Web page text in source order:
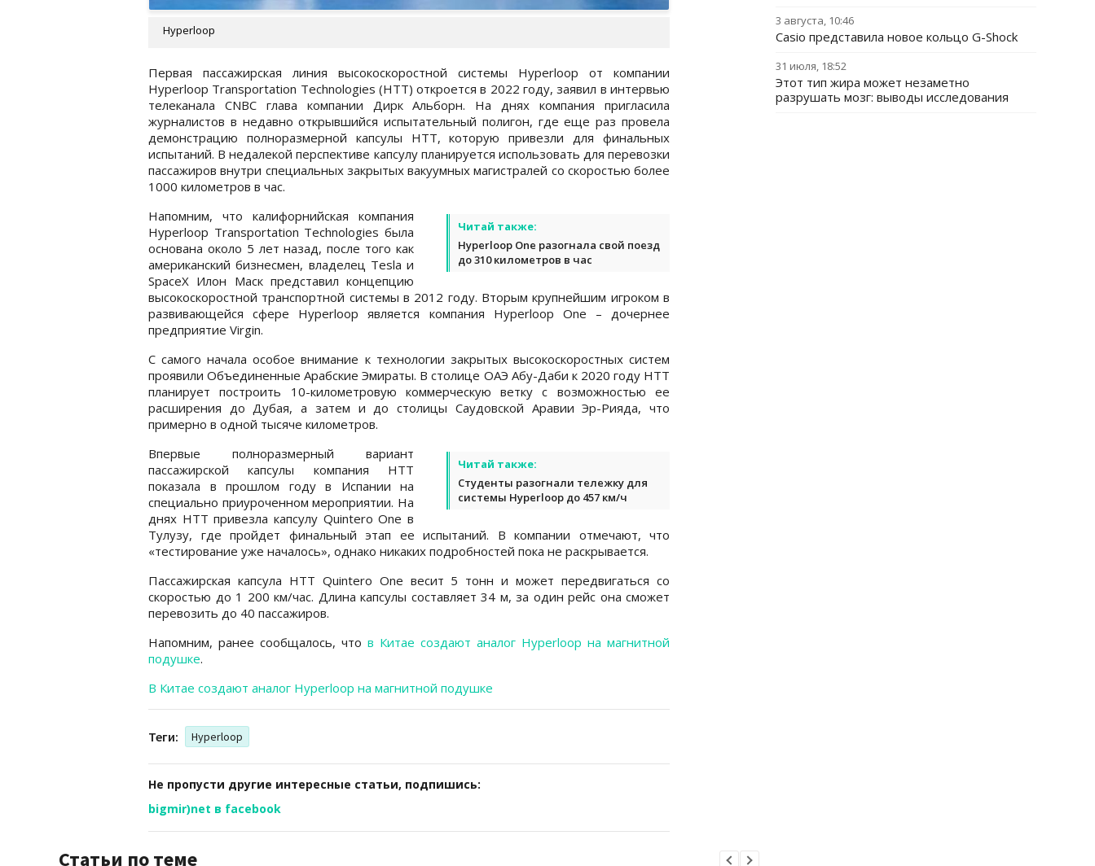
Hyperloop
Первая пассажирская линия высокоскоростной системы Hyperloop от компании
Hyperloop Transportation Technologies (HTT) откроется в 2022 году, заявил в интервью
телеканала CNBC глава компании Дирк Альборн. На днях компания пригласила
журналистов в недавно открывшийся испытательный полигон, где еще раз провела
демонстрацию полноразмерной капсулы HTT, которую привезли для финальных
испытаний. В недалекой перспективе капсулу планируется использовать для перевозки
пассажиров внутри специальных закрытых вакуумных магистралей со скоростью более
1000 километров в час.
Читай также:
Hyperloop One разогнала свой поезд
до 310 километров в час
Напомним, что калифорнийская компания
Hyperloop Transportation Technologies была
основана около 5 лет назад, после того как
американский бизнесмен, владелец Tesla и
SpaceX Илон Маск представил концепцию
высокоскоростной транспортной системы в 2012 году. Вторым крупнейшим игроком в
развивающейся сфере Hyperloop является компания Hyperloop One – дочернее
предприятие Virgin.
С самого начала особое внимание к технологии закрытых высокоскоростных систем
проявили Объединенные Арабские Эмираты. В столице ОАЭ Абу-Даби к 2020 году HTT
планирует построить 10-километровую коммерческую ветку с возможностью ее
расширения до Дубая, а затем и до столицы Саудовской Аравии Эр-Рияда, что
примерно в одной тысяче километров.
Читай также:
Студенты разогнали тележку для
системы Hyperloop до 457 км/ч
Впервые полноразмерный вариант
пассажирской капсулы компания HTT
показала в прошлом году в Испании на
специально приуроченном мероприятии. На
днях HTT привезла капсулу Quintero One в
Тулузу, где пройдет финальный этап ее испытаний. В компании отмечают, что
«тестирование уже началось», однако никаких подробностей пока не раскрывается.
Пассажирская капсула HTT Quintero One весит 5 тонн и может передвигаться со
скоростью до 1 200 км/час. Длина капсулы составляет 34 м, за один рейс она сможет
перевозить до 40 пассажиров.
Напомним, ранее сообщалось, что в Китае создают аналог Hyperloop на магнитной
подушке.
В Китае создают аналог Hyperloop на магнитной подушке
Теги: Hyperloop
Не пропусти другие интересные статьи, подпишись:
bigmir)net в facebook
Статьи по теме
3 августа, 10:46
Casio представила новое кольцо G-Shock
31 июля, 18:52
Этот тип жира может незаметно
разрушать мозг: выводы исследования